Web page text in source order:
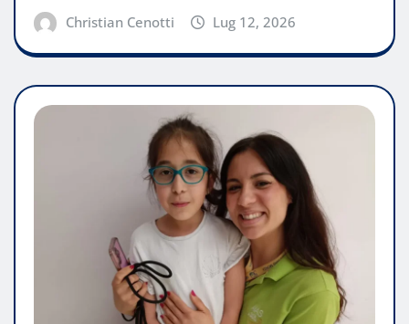
Christian Cenotti Lug 12, 2026